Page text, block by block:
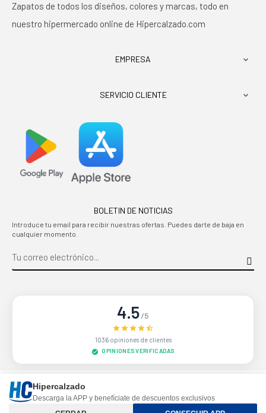
Zapatos de todos los diseños, colores y marcas, todo en
nuestro hipermercado online de Hipercalzado.com
EMPRESA 
SERVICIO CLIENTE 
BOLETIN DE NOTICIAS
Introduce tu email para recibir nuestras ofertas. Puedes darte de baja en
cualquier momento.
4.5/5
1036 opiniones de clientes
OPINIONES VERIFICADAS
Sitio protegido por reCAPTCHA.
Hipercalzado
Descarga la APP y benefíciate de descuentos exclusivos